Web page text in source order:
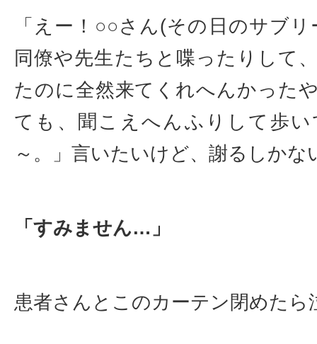
「えー！○○さん(その日のサブ
同僚や先生たちと喋ったりして
たのに全然来てくれへんかった
ても、聞こえへんふりして歩
～。」言いたいけど、謝るしかな
「すみません…」
患者さんとこのカーテン閉めたら